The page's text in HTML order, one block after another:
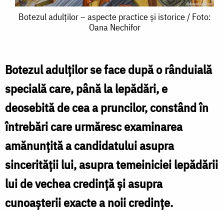
Botezul
aspecte
practice
și
istorice
Oana
Nechifor
Botezul adulților – aspecte practice și istorice / Foto:
Oana Nechifor
Botezul adulților se face după o rânduială
specială care, până la lepădări, e
deosebită de cea a pruncilor, constând în
întrebări care urmăresc examinarea
amănunțită a candidatului asupra
sincerității lui, asupra temeiniciei lepădării
lui de vechea credință și asupra
cunoașterii exacte a noii credințe.